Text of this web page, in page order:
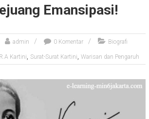
Emansipasi!
admin 0 Komentar Biografi
Kartini, Surat-Surat Kartini, Warisan dan Pengaruh